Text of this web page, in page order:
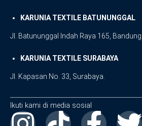
KARUNIA TEXTILE BATUNUNGGAL
Jl. Batununggal Indah Raya 165, Bandung.
KARUNIA TEXTILE SURABAYA
Jl. Kapasan No. 33, Surabaya.
Ikuti kami di media sosial